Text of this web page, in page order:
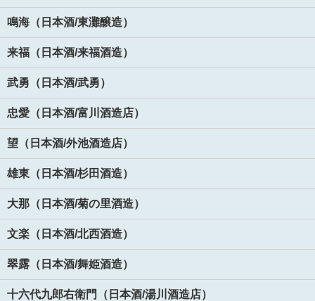
鳴海（日本酒/東灘醸造）
来福（日本酒/来福酒造）
武勇（日本酒/武勇）
忠愛（日本酒/富川酒造店）
望（日本酒/外池酒造店）
雄東（日本酒/杉田酒造）
大那（日本酒/菊の里酒造）
文楽（日本酒/北西酒造）
翠露（日本酒/舞姫酒造）
十六代九郎右衛門（日本酒/湯川酒造店）